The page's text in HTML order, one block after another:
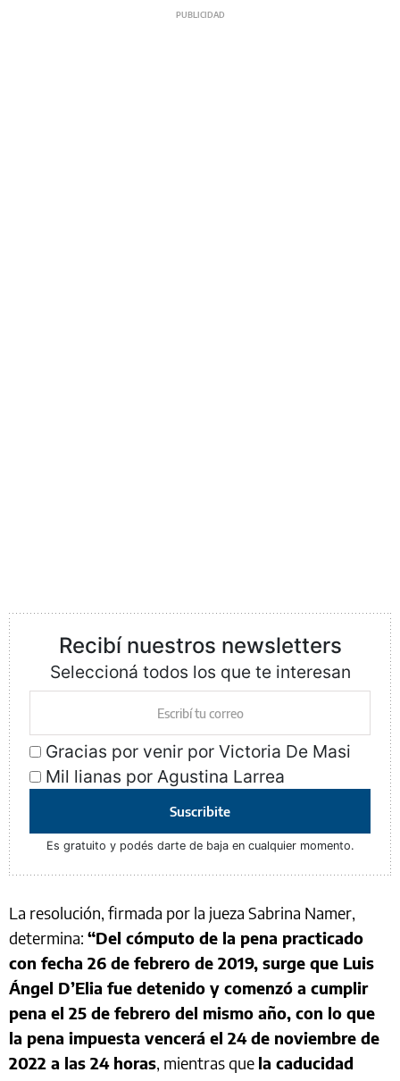
Recibí nuestros newsletters
Seleccioná todos los que te interesan
Gracias por venir por Victoria De Masi
Mil lianas por Agustina Larrea
Suscribite
Es gratuito y podés darte de baja en cualquier momento.
La resolución, firmada por la jueza Sabrina Namer,
determina: “Del cómputo de la pena practicado
con fecha 26 de febrero de 2019, surge que Luis
Ángel D’Elia fue detenido y comenzó a cumplir
pena el 25 de febrero del mismo año, con lo que
la pena impuesta vencerá el 24 de noviembre de
2022 a las 24 horas, mientras que la caducidad